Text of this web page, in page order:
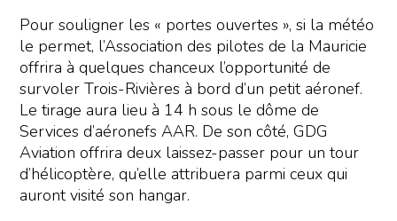
Pour souligner les « portes ouvertes », si la météo
le permet, l’Association des pilotes de la Mauricie
offrira à quelques chanceux l’opportunité de
survoler Trois-Rivières à bord d’un petit aéronef.
Le tirage aura lieu à 14 h sous le dôme de
Services d’aéronefs AAR. De son côté, GDG
Aviation offrira deux laissez-passer pour un tour
d’hélicoptère, qu’elle attribuera parmi ceux qui
auront visité son hangar.